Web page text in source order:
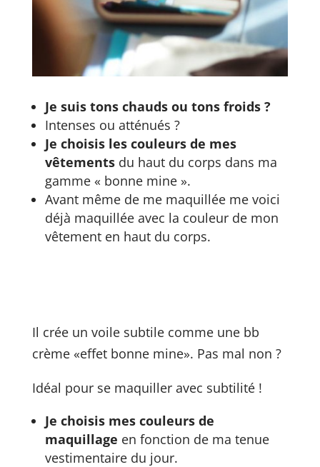
Je suis tons chauds ou tons froids ?
Intenses ou atténués ?
Je choisis les couleurs de mes
vêtementsdu haut du corps dans ma
gamme « bonne mine ».
Avant même de me maquillée me voici
déjà maquillée avec la couleur de mon
vêtement en haut du corps.
Il crée un voile subtile comme une bb
crème «effet bonne mine». Pas mal non ?
Idéal pour se maquiller avec subtilité !
Je choisis mes couleurs de
maquillage en fonction de ma tenue
vestimentaire du jour.